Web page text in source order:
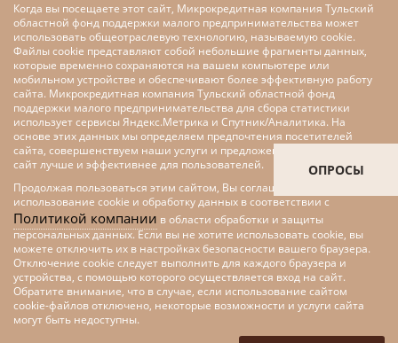
Меры поддержки малого и
среднего предпринимательства
ОПРОСЫ
Когда вы посещаете этот сайт, Микрокредитная компания Тульский
областной фонд поддержки малого предпринимательства может
использовать общеотраслевую технологию, называемую cookie.
Файлы cookie представляют собой небольшие фрагменты данных,
которые временно сохраняются на вашем компьютере или
мобильном устройстве и обеспечивают более эффективную работу
сайта. Микрокредитная компания Тульский областной фонд
поддержки малого предпринимательства для сбора статистики
использует сервисы Яндекс.Метрика и Спутник/Аналитика. На
основе этих данных мы определяем предпочтения посетителей
сайта, совершенствуем наши услуги и предложения, делаем наш
сайт лучше и эффективнее для пользователей.
Продолжая пользоваться этим сайтом, Вы соглашаетесь на
использование cookie и обработку данных в соответствии с
Политикой компании в области обработки и защиты
персональных данных. Если вы не хотите использовать cookie, вы
можете отключить их в настройках безопасности вашего браузера.
Отключение cookie следует выполнить для каждого браузера и
устройства, с помощью которого осуществляется вход на сайт.
Обратите внимание, что в случае, если использование сайтом
cookie-файлов отключено, некоторые возможности и услуги сайта
могут быть недоступны.